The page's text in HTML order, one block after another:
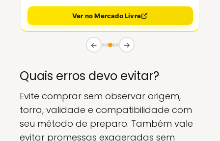
Ver no Mercado Livre
← →
Quais erros devo evitar?
Evite comprar sem observar origem,
torra, validade e compatibilidade com
seu método de preparo. Também vale
evitar promessas exageradas sem